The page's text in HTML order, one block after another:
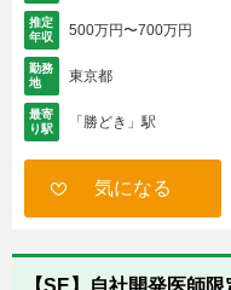
推定
年収
500万円〜700万円
勤務
地
東京都
最寄
り駅
「勝どき」駅
気になる
【SE】自社開発医師